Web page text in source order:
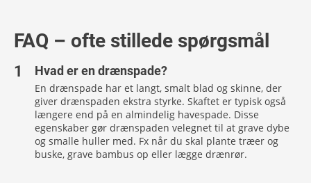
FAQ – ofte stillede spørgsmål
Hvad er en drænspade?
En drænspade har et langt, smalt blad og skinne, der
giver drænspaden ekstra styrke. Skaftet er typisk også
længere end på en almindelig havespade. Disse
egenskaber gør drænspaden velegnet til at grave dybe
og smalle huller med. Fx når du skal plante træer og
buske, grave bambus op eller lægge drænrør.